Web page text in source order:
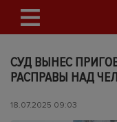
СУД ВЫНЕС
РАСПРАВЫ НАД
18.07.2025 09:03